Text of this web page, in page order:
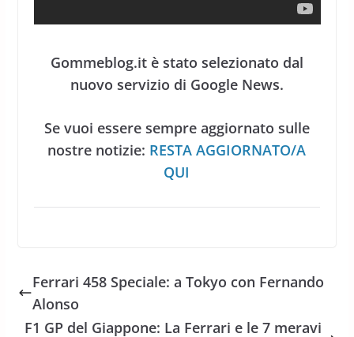
Gommeblog.it è stato selezionato dal
nuovo servizio di Google News.
Se vuoi essere sempre aggiornato sulle
nostre notizie: RESTA AGGIORNATO/A
QUI
Ferrari 458 Speciale: a Tokyo con Fernando
Alonso
F1 GP del Giappone: La Ferrari e le 7 meravi